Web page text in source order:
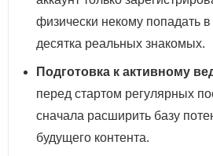
физически некому попадать в
десятка реальных знакомых.
Подготовка к активному
перед стартом регулярных
сначала расширить базу
будущего контента.